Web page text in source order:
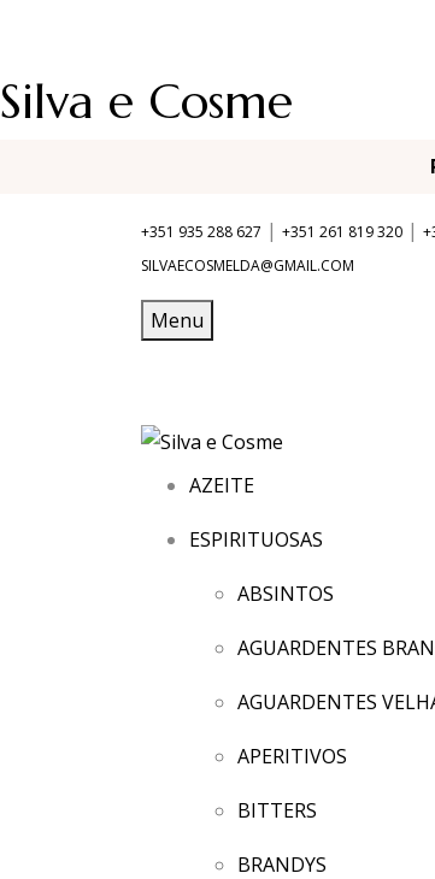
Silva e Cosme
+351 935 288 627 | +351 261 819 320 |
SILVAECOSMELDA@GMAIL.COM
Menu
AZEITE
ESPIRITUOSAS
ABSINTOS
AGUARDENTES
AGUARDENTES
APERITIVOS
BITTERS
BRANDYS